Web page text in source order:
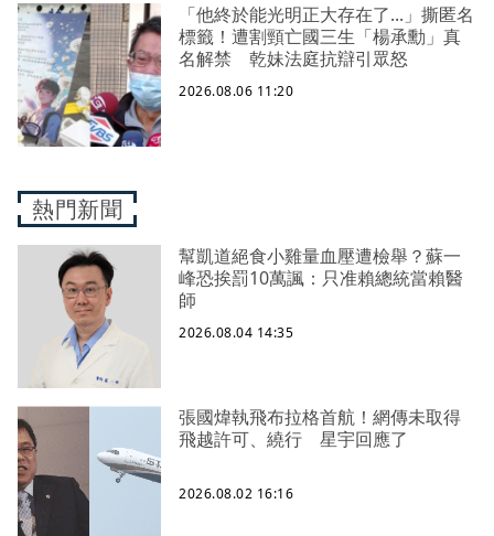
「他終於能光明正大存在了...」撕匿名
標籤！遭割頸亡國三生「楊承勳」真
名解禁 乾妹法庭抗辯引眾怒
2026.08.06 11:20
熱門新聞
幫凱道絕食小雞量血壓遭檢舉？蘇一
峰恐挨罰10萬諷：只准賴總統當賴醫
師
2026.08.04 14:35
張國煒執飛布拉格首航！網傳未取得
飛越許可、繞行 星宇回應了
2026.08.02 16:16